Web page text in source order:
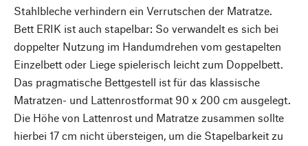
Stahlbleche verhindern ein Verrutschen der Matratze.
Bett ERIK ist auch stapelbar: So verwandelt es sich bei
doppelter Nutzung im Handumdrehen vom gestapelten
Einzelbett oder Liege spielerisch leicht zum Doppelbett.
Das pragmatische Bettgestell ist für das klassische
Matratzen- und Lattenrostformat 90 x 200 cm ausgelegt.
Die Höhe von Lattenrost und Matratze zusammen sollte
hierbei 17 cm nicht übersteigen, um die Stapelbarkeit zu